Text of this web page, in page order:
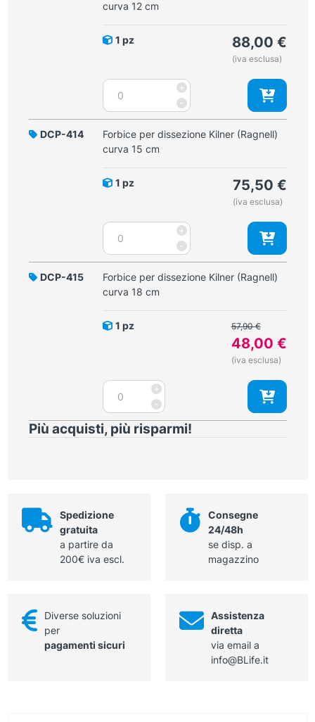
cm
curva 12 cm
1 pz 88,00 €
(iva esclusa)
-
Forbice
dissezione
Kilner
(Ragnell)
cm
+
DCP-414
Forbice per dissezione Kilner (Ragnell)
curva 15 cm
1 pz 75,50 €
(iva esclusa)
-
Forbice
dissezione
Kilner
(Ragnell)
cm
+
DCP-415
Forbice per dissezione Kilner (Ragnell)
curva 18 cm
1 pz 57,90€Il
prezzo
originale
57,90 €.
48,00 €
Il
attuale
48,00 €.
(iva esclusa)
-
Forbice
dissezione
Kilner
+
Più acquisti, più risparmi!
Spedizione
gratuita
a partire da
200€ iva escl.
Consegne
24/48h
se disp. a
magazzino
Diverse soluzioni
per
pagamenti sicuri
Assistenza
diretta
via email a
info@BLife.it